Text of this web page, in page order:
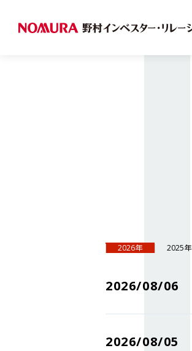
2026年 2025年
2026/08/06
2026/08/05